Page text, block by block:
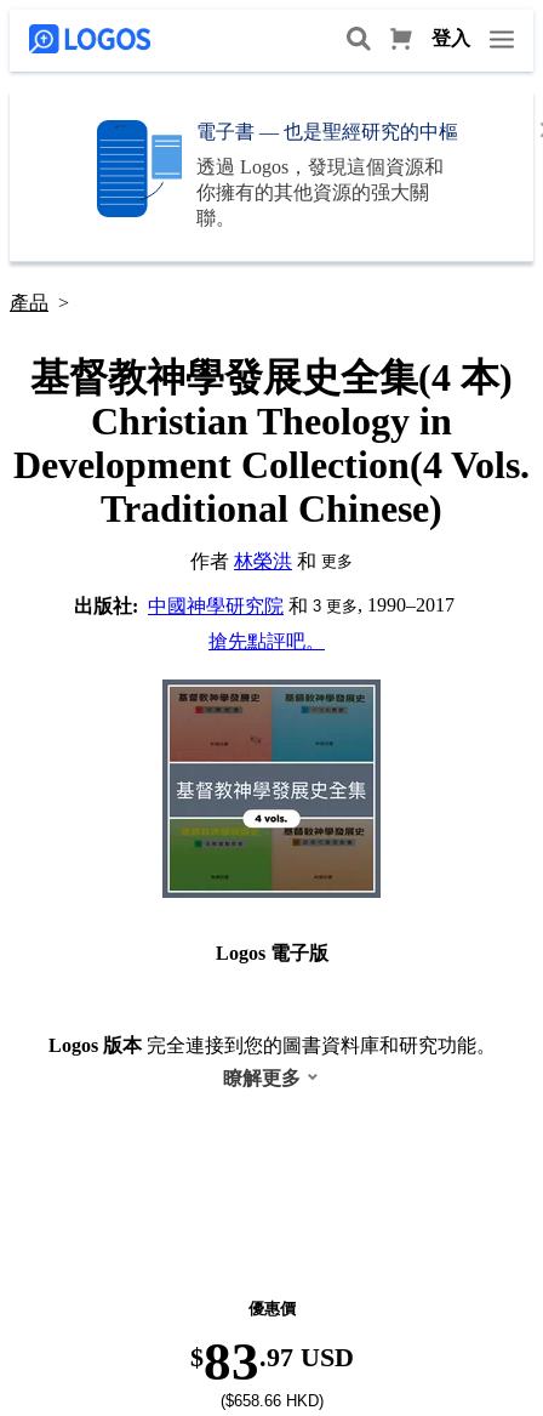
登入
電子書 — 也是聖經研究的中樞
透過 Logos ，發現這個資源和
你擁有的其他資源的强大關
聯。
產品 >
基督教神學發展史全集(4 本)
Christian Theology in
Development Collection(4 Vols.
Traditional Chinese)
作者 林榮洪 和 更多
出版社: 中國神學研究院 和 3 更多, 1990–2017
搶先點評吧。
Logos 電子版
Logos 版本完全連接到您的圖書資料庫和研究功能。
瞭解更多
優惠價
$83.97 USD
($658.66 HKD)